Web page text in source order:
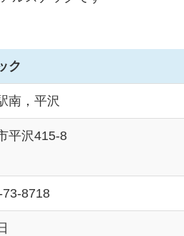
ク
南，平沢
平沢415-8
8718